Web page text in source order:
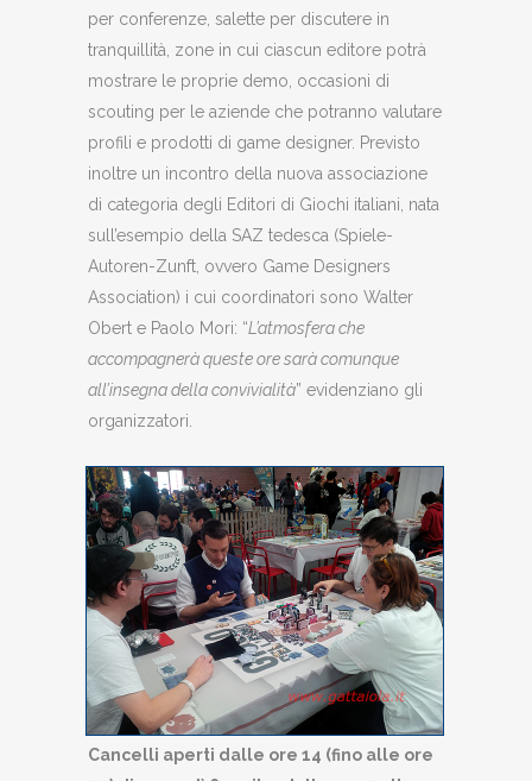
per conferenze, salette per discutere in
tranquillità, zone in cui ciascun editore potrà
mostrare le proprie demo, occasioni di
scouting per le aziende che potranno valutare
profili e prodotti di game designer. Previsto
inoltre un incontro della nuova associazione
di categoria degli Editori di Giochi italiani, nata
sull’esempio della SAZ tedesca (Spiele-
Autoren-Zunft, ovvero Game Designers
Association) i cui coordinatori sono Walter
Obert e Paolo Mori: “L’atmosfera che
accompagnerà queste ore sarà comunque
all’insegna della convivialità” evidenziano gli
organizzatori.
Cancelli aperti dalle ore 14 (fino alle ore